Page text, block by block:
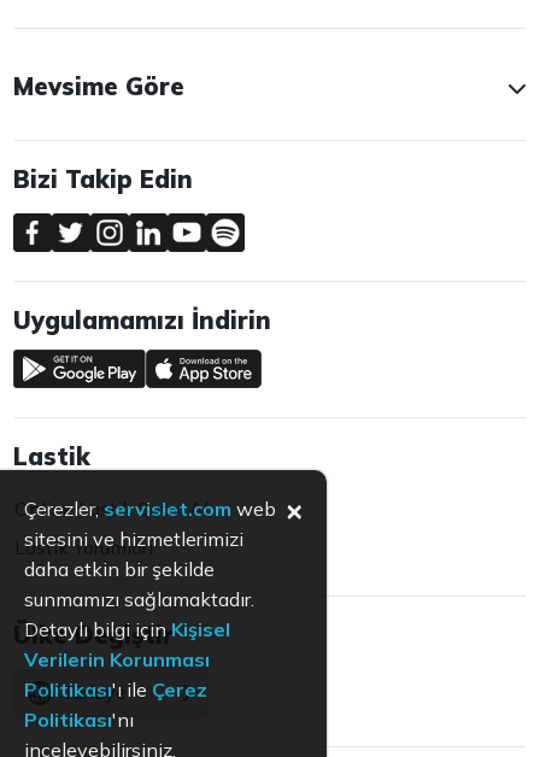
Mevsime Göre
Bizi Takip Edin
Uygulamamızı İndirin
Lastik
Online Lastik Satın Al
Lastik Yorumları
Ülke Değiştir
Türkiye
Çerezler, servislet.com web
sitesini ve hizmetlerimizi
daha etkin bir şekilde
sunmamızı sağlamaktadır.
Detaylı bilgi için Kişisel
Verilerin Korunması
Politikası'ı ile Çerez
Politikası'nı
inceleyebilirsiniz.
×